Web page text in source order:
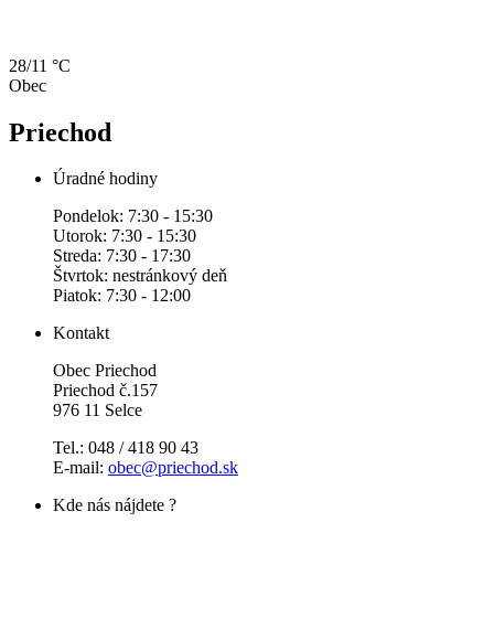
28/11 °C
Obec
Priechod
Úradné hodiny
Pondelok: 7:30 - 15:30
Utorok: 7:30 - 15:30
Streda: 7:30 - 17:30
Štvrtok: nestránkový deň
Piatok: 7:30 - 12:00
Kontakt
Obec Priechod
Priechod č.157
976 11 Selce
Tel.: 048 / 418 90 43
E-mail: obec@priechod.sk
Kde nás nájdete ?